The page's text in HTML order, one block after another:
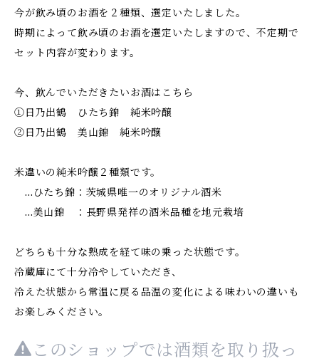
今が飲み頃のお酒を２種類、選定いたしました。
時期によって飲み頃のお酒を選定いたしますので、不定期で
セット内容が変わります。
今、飲んでいただきたいお酒はこちら
①日乃出鶴 ひたち錦 純米吟醸
②日乃出鶴 美山錦 純米吟醸
米違いの純米吟醸２種類です。
…ひたち錦：茨城県唯一のオリジナル酒米
…美山錦 ：長野県発祥の酒米品種を地元栽培
どちらも十分な熟成を経て味の乗った状態です。
冷蔵庫にて十分冷やしていただき、
冷えた状態から常温に戻る品温の変化による味わいの違いも
お楽しみください。
このショップでは酒類を取り扱っ